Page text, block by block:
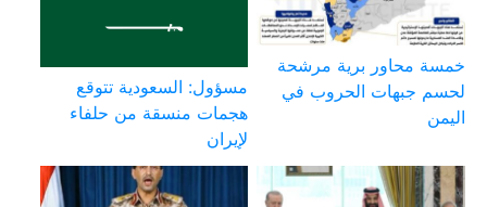
خمسة محاور برية مرشحة
لحسم جبهات الحروب في
اليمن
مسؤول: السعودية تتوقع
هجمات منسقة من حلفاء
لإيران